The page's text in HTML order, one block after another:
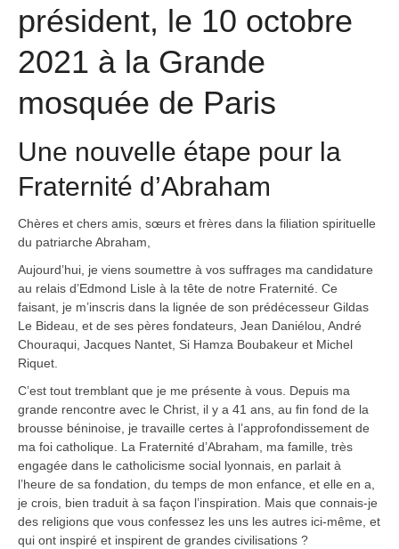
président, le 10 octobre
2021 à la Grande
mosquée de Paris
Une nouvelle étape pour la
Fraternité d’Abraham
Chères et chers amis, sœurs et frères dans la filiation spirituelle
du patriarche Abraham,
Aujourd’hui, je viens soumettre à vos suffrages ma candidature
au relais d’Edmond Lisle à la tête de notre Fraternité. Ce
faisant, je m’inscris dans la lignée de son prédécesseur Gildas
Le Bideau, et de ses pères fondateurs, Jean Daniélou, André
Chouraqui, Jacques Nantet, Si Hamza Boubakeur et Michel
Riquet.
C’est tout tremblant que je me présente à vous. Depuis ma
grande rencontre avec le Christ, il y a 41 ans, au fin fond de la
brousse béninoise, je travaille certes à l’approfondissement de
ma foi catholique. La Fraternité d’Abraham, ma famille, très
engagée dans le catholicisme social lyonnais, en parlait à
l’heure de sa fondation, du temps de mon enfance, et elle en a,
je crois, bien traduit à sa façon l’inspiration. Mais que connais-je
des religions que vous confessez les uns les autres ici-même, et
qui ont inspiré et inspirent de grandes civilisations ?